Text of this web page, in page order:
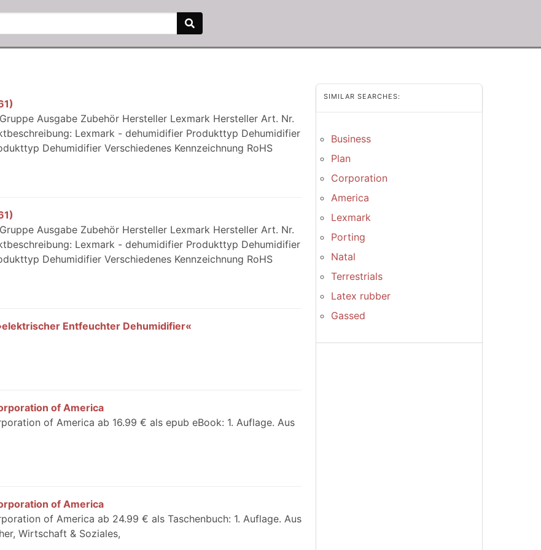
Ausgabe Zubehör Hersteller Lexmark Hersteller Art. Nr.
Lexmark - dehumidifier Produkttyp Dehumidifier
Dehumidifier Verschiedenes Kennzeichnung RoHS
Ausgabe Zubehör Hersteller Lexmark Hersteller Art. Nr.
Lexmark - dehumidifier Produkttyp Dehumidifier
Dehumidifier Verschiedenes Kennzeichnung RoHS
Entfeuchter Dehumidifier«
of America
of America ab 16.99 € als epub eBook: 1. Auflage. Aus
of America
of America ab 24.99 € als Taschenbuch: 1. Auflage. Aus
Wirtschaft & Soziales,
SIMILAR SEARCHES:
Business
Plan
Corporation
America
Lexmark
Porting
Natal
Terrestrials
Latex rubber
Gassed